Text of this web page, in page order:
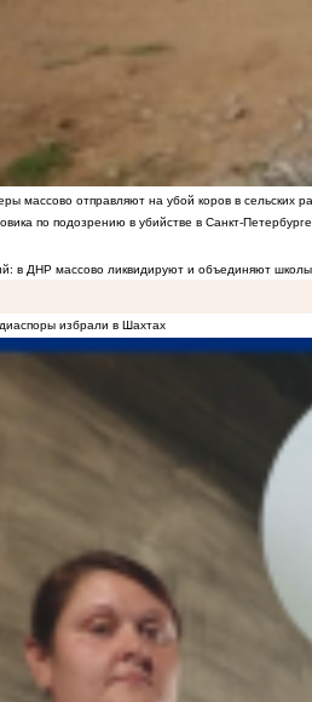
массово отправляют на убой коров в сельских
по подозрению в убийстве в Санкт-Петербурге
в ДНР массово ликвидируют и объединяют
избрали в Шахтах